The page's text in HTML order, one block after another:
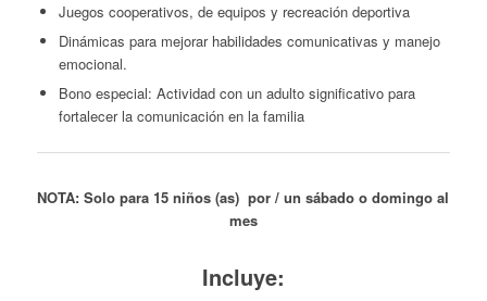
Juegos cooperativos, de equipos y recreación deportiva
Dinámicas para mejorar habilidades comunicativas y manejo
emocional.
Bono especial: Actividad con un adulto significativo para
fortalecer la comunicación en la familia
NOTA: Solo para 15 niños (as) por / un sábado o domingo al
mes
Incluye: